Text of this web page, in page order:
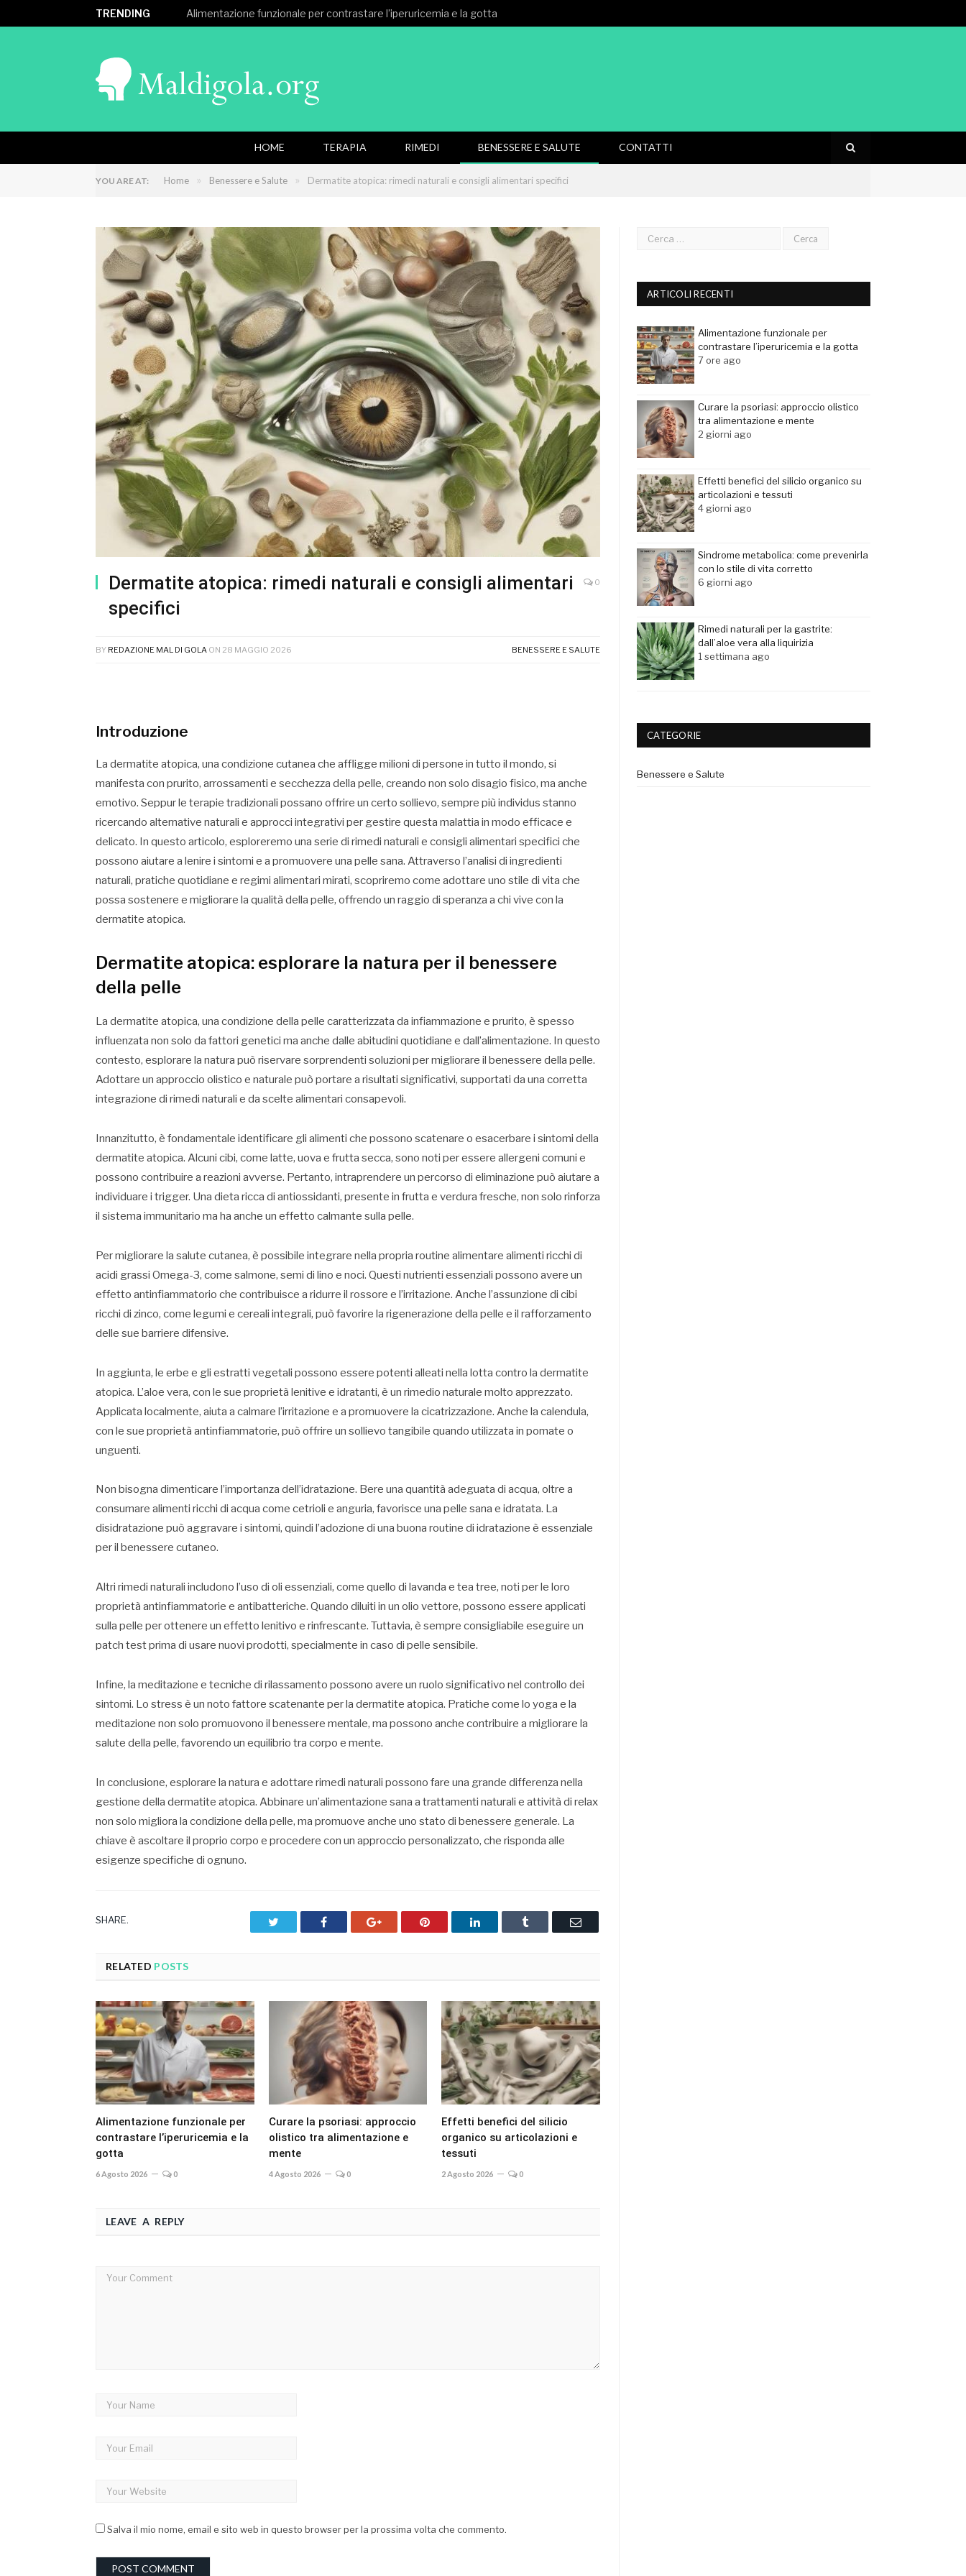
TRENDING Alimentazione funzionale per contrastare l’iperuricemia e la gotta
HOME TERAPIA RIMEDI BENESSERE E SALUTE CONTATTI
YOU ARE AT: Home » Benessere e Salute » Dermatite atopica: rimedi naturali e consigli alimentari specifici
Dermatite atopica: rimedi naturali e consigli alimentari
specifici
0
BY REDAZIONE MAL DI GOLA ON 28 MAGGIO 2026 BENESSERE E SALUTE
Introduzione
La dermatite atopica, una condizione cutanea che affligge milioni di persone in tutto il mondo, si
manifesta con prurito, arrossamenti e secchezza della pelle, creando non solo disagio fisico, ma anche
emotivo. Seppur le terapie tradizionali possano offrire un certo sollievo, sempre più individus stanno
ricercando alternative naturali e approcci integrativi per gestire questa malattia in modo efficace e
delicato. In questo articolo, esploreremo una serie di rimedi naturali e consigli alimentari specifici che
possono aiutare a lenire i sintomi e a promuovere una pelle sana. Attraverso l’analisi di ingredienti
naturali, pratiche quotidiane e regimi alimentari mirati, scopriremo come adottare uno stile di vita che
possa sostenere e migliorare la qualità della pelle, offrendo un raggio di speranza a chi vive con la
dermatite atopica.
Dermatite atopica: esplorare la natura per il benessere
della pelle
La dermatite atopica, una condizione della pelle caratterizzata da infiammazione e prurito, è spesso
influenzata non solo da fattori genetici ma anche dalle abitudini quotidiane e dall’alimentazione. In questo
contesto, esplorare la natura può riservare sorprendenti soluzioni per migliorare il benessere della pelle.
Adottare un approccio olistico e naturale può portare a risultati significativi, supportati da una corretta
integrazione di rimedi naturali e da scelte alimentari consapevoli.
Innanzitutto, è fondamentale identificare gli alimenti che possono scatenare o esacerbare i sintomi della
dermatite atopica. Alcuni cibi, come latte, uova e frutta secca, sono noti per essere allergeni comuni e
possono contribuire a reazioni avverse. Pertanto, intraprendere un percorso di eliminazione può aiutare a
individuare i trigger. Una dieta ricca di antiossidanti, presente in frutta e verdura fresche, non solo rinforza
il sistema immunitario ma ha anche un effetto calmante sulla pelle.
Per migliorare la salute cutanea, è possibile integrare nella propria routine alimentare alimenti ricchi di
acidi grassi Omega-3, come salmone, semi di lino e noci. Questi nutrienti essenziali possono avere un
effetto antinfiammatorio che contribuisce a ridurre il rossore e l’irritazione. Anche l’assunzione di cibi
ricchi di zinco, come legumi e cereali integrali, può favorire la rigenerazione della pelle e il rafforzamento
delle sue barriere difensive.
In aggiunta, le erbe e gli estratti vegetali possono essere potenti alleati nella lotta contro la dermatite
atopica. L’aloe vera, con le sue proprietà lenitive e idratanti, è un rimedio naturale molto apprezzato.
Applicata localmente, aiuta a calmare l’irritazione e a promuovere la cicatrizzazione. Anche la calendula,
con le sue proprietà antinfiammatorie, può offrire un sollievo tangibile quando utilizzata in pomate o
unguenti.
Non bisogna dimenticare l’importanza dell’idratazione. Bere una quantità adeguata di acqua, oltre a
consumare alimenti ricchi di acqua come cetrioli e anguria, favorisce una pelle sana e idratata. La
disidratazione può aggravare i sintomi, quindi l’adozione di una buona routine di idratazione è essenziale
per il benessere cutaneo.
Altri rimedi naturali includono l’uso di oli essenziali, come quello di lavanda e tea tree, noti per le loro
proprietà antinfiammatorie e antibatteriche. Quando diluiti in un olio vettore, possono essere applicati
sulla pelle per ottenere un effetto lenitivo e rinfrescante. Tuttavia, è sempre consigliabile eseguire un
patch test prima di usare nuovi prodotti, specialmente in caso di pelle sensibile.
Infine, la meditazione e tecniche di rilassamento possono avere un ruolo significativo nel controllo dei
sintomi. Lo stress è un noto fattore scatenante per la dermatite atopica. Pratiche come lo yoga e la
meditazione non solo promuovono il benessere mentale, ma possono anche contribuire a migliorare la
salute della pelle, favorendo un equilibrio tra corpo e mente.
In conclusione, esplorare la natura e adottare rimedi naturali possono fare una grande differenza nella
gestione della dermatite atopica. Abbinare un’alimentazione sana a trattamenti naturali e attività di relax
non solo migliora la condizione della pelle, ma promuove anche uno stato di benessere generale. La
chiave è ascoltare il proprio corpo e procedere con un approccio personalizzato, che risponda alle
esigenze specifiche di ognuno.
SHARE. Facebook Google+ Pinterest LinkedIn Tumblr Email
RELATED POSTS
Alimentazione funzionale per
contrastare l’iperuricemia e la
gotta
6 Agosto 2026 0
Curare la psoriasi: approccio
olistico tra alimentazione e
mente
4 Agosto 2026 0
Effetti benefici del silicio
organico su articolazioni e
tessuti
2 Agosto 2026 0
LEAVE A REPLY
Salva il mio nome, email e sito web in questo browser per la prossima volta che commento.
ARTICOLI RECENTI
Alimentazione funzionale per
contrastare l’iperuricemia e la gotta
7 ore ago
Curare la psoriasi: approccio olistico
tra alimentazione e mente
2 giorni ago
Effetti benefici del silicio organico su
articolazioni e tessuti
4 giorni ago
Sindrome metabolica: come prevenirla
con lo stile di vita corretto
6 giorni ago
Rimedi naturali per la gastrite:
dall’aloe vera alla liquirizia
1 settimana ago
CATEGORIE
Benessere e Salute